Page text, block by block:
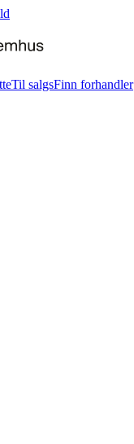
Til salgsFinn forhandler